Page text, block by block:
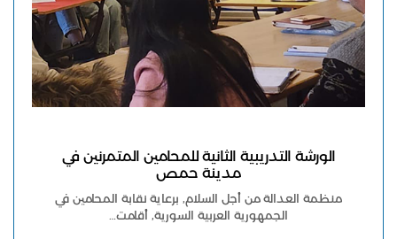
الورشة التدريبية الثانية للمحامين المتمرنين في
مدينة حمص
منظمة العدالة من أجل السلام, برعاية نقابة المحامين في
الجمهورية العربية السورية, أقامت…